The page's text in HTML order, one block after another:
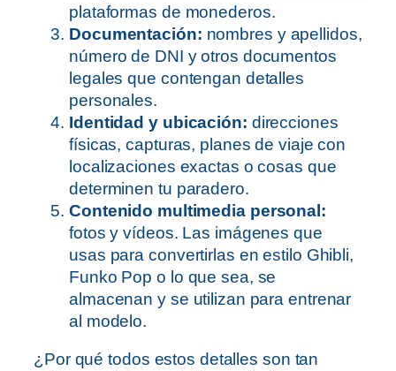
plataformas de monederos.
​Documentación: nombres y apellidos,
número de DNI y otros documentos
legales que contengan detalles
personales.
​Identidad y ubicación: direcciones
físicas, capturas, planes de viaje con
localizaciones exactas o cosas que
determinen tu paradero.
​Contenido multimedia personal:
fotos y vídeos. Las imágenes que
usas para convertirlas en estilo Ghibli,
Funko Pop o lo que sea, se
almacenan y se utilizan para entrenar
al modelo.
¿Por qué todos estos detalles son tan